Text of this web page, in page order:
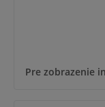
Pre zobrazenie